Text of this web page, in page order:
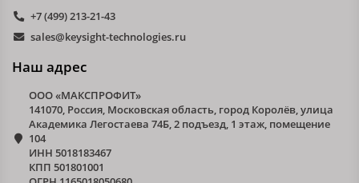
+7 (499) 213-21-43
sales@keysight-technologies.ru
Наш адрес
ООО «МАКСПРОФИТ»
141070, Россия, Московская область, город Королёв, улица
Академика Легостаева 74Б, 2 подъезд, 1 этаж, помещение
104
ИНН 5018183467
КПП 501801001